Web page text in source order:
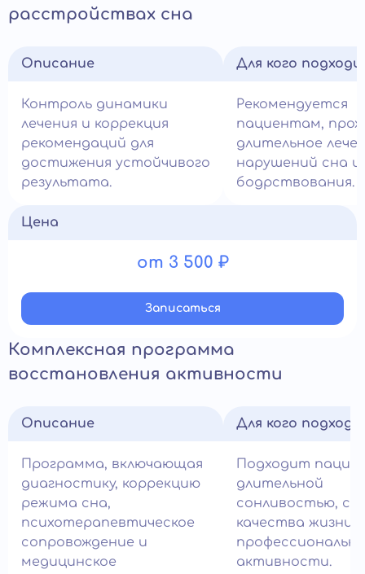
расстройствах сна
Описание
Контроль динамики
лечения и коррекция
рекомендаций для
достижения устойчивого
результата.
Для кого
Рекомендуется
пациентам,
длительное
нарушений сна и
бодрствования.
Цена
от 3 500 ₽
Записатьcя
Комплексная программа
восстановления активности
Описание
Программа, включающая
диагностику, коррекцию
режима сна,
психотерапевтическое
сопровождение и
медицинское
Для кого
Подходит
длительной
сонливостью,
качества жизни и
активности.